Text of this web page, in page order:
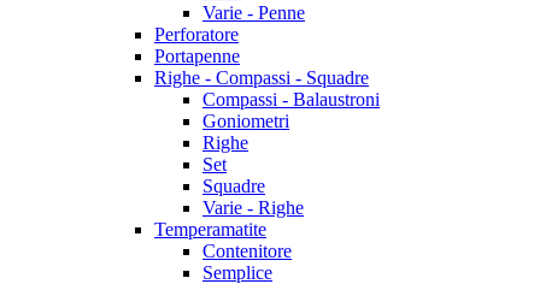
Varie - Penne
Perforatore
Portapenne
Righe - Compassi - Squadre
Compassi - Balaustroni
Goniometri
Righe
Set
Squadre
Varie - Righe
Temperamatite
Contenitore
Semplice